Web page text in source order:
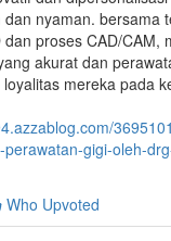
nyaman. bersama
proses CAD/CAM,
akurat dan
mereka pada
gigi-oleh-
Who Upvoted